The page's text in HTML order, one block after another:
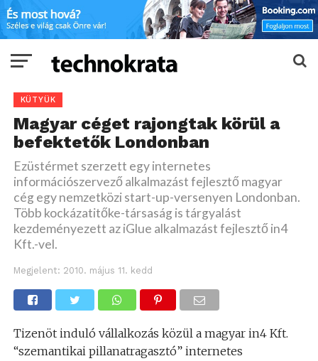
KÜTYÜK
Magyar céget rajongtak körül a
befektetők Londonban
Ezüstérmet szerzett egy internetes
információszervező alkalmazást fejlesztő magyar
cég egy nemzetközi start-up-versenyen Londonban.
Több kockázatitőke-társaság is tárgyalást
kezdeményezett az iGlue alkalmazást fejlesztő in4
Kft.-vel.
Megjelent: 2010. május 11. kedd
Tizenöt induló vállalkozás közül a magyar in4 Kft.
“szemantikai pillanatragasztó” internetes